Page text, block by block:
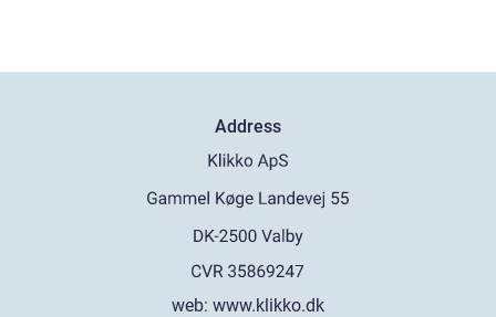
Address
web: www.klikko.dk